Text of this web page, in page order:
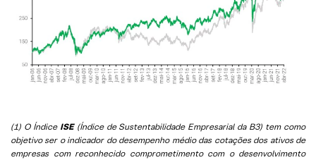
(1) O Índice ISE(Índice de Sustentabilidade Empresarial da B3) tem como
objetivo ser o indicador do desempenho médio das cotações dos ativos de
empresas com reconhecido comprometimento com o desenvolvimento